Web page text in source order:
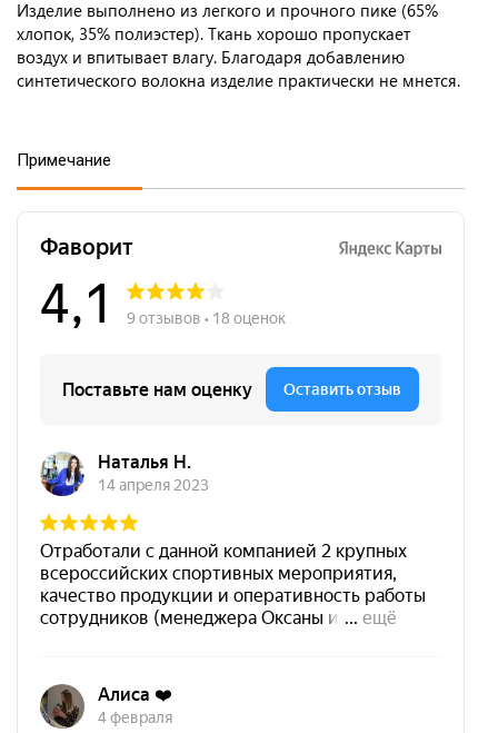
Изделие выполнено из легкого и прочного пике (65%
хлопок, 35% полиэстер). Ткань хорошо пропускает
воздух и впитывает влагу. Благодаря добавлению
синтетического волокна изделие практически не мнется.
Примечание